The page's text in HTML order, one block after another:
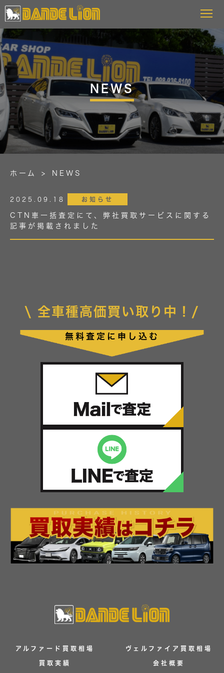
NEWS
ホーム NEWS
2025.09.18 お知らせ
CTN車一括査定にて、弊社買取サービスに関する
記事が掲載されました
全車種高価買い取り中！
無料査定に申し込む
アルファード買取相場 ヴェルファイア買取相場
買取実績 会社概要